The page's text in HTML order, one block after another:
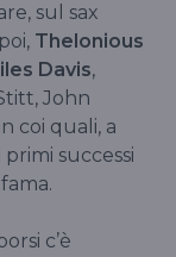
sul sax
Thelonious
Davis,
John
coi quali, a
successi
c’è